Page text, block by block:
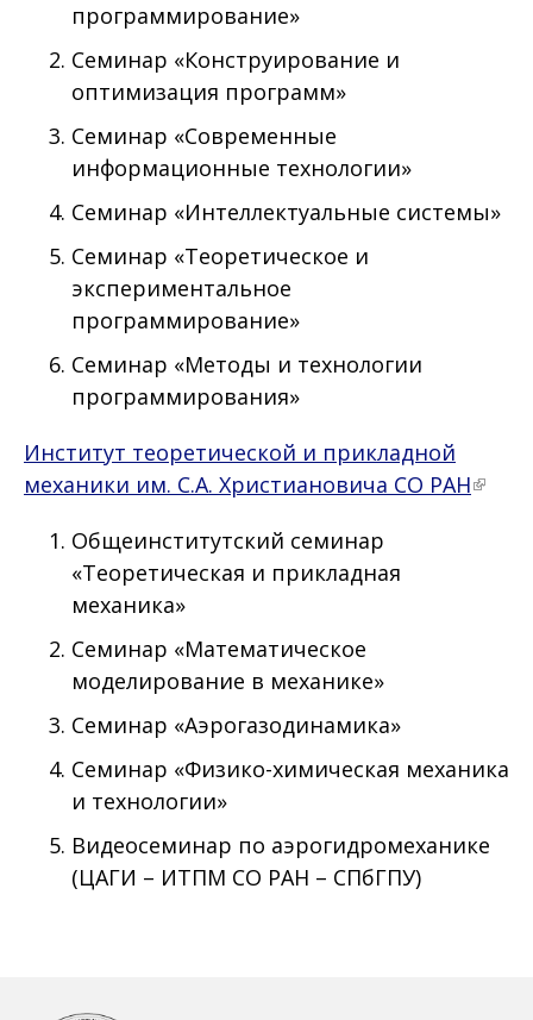
программирование»
Семинар «Конструирование и
оптимизация программ»
Семинар «Современные
информационные технологии»
Семинар «Интеллектуальные системы»
Семинар «Теоретическое и
экспериментальное
программирование»
Семинар «Методы и технологии
программирования»
Институт теоретической и прикладной
механики им. С.А. Христиановича СО РАН
Общеинститутский семинар
«Теоретическая и прикладная
механика»
Семинар «Математическое
моделирование в механике»
Семинар «Аэрогазодинамика»
Семинар «Физико-химическая механика
и технологии»
Видеосеминар по аэрогидромеханике
(ЦАГИ – ИТПМ СО РАН – СПбГПУ)